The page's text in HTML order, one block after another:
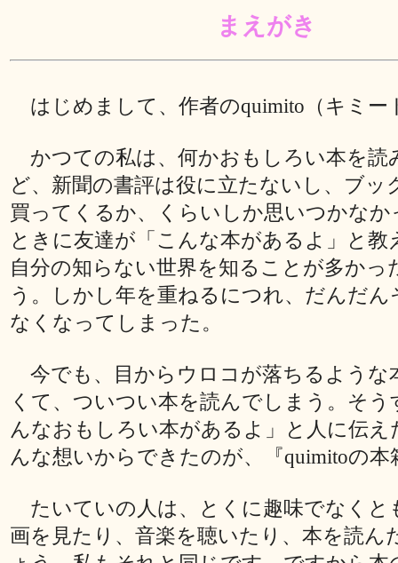
まえがき
はじめまして、作者のquimito（キミー
かつての私は、何かおもしろい本を読
ど、新聞の書評は役に立たないし、ブッ
買ってくるか、くらいしか思いつかな
ときに友達が「こんな本があるよ」と教
自分の知らない世界を知ることが多かっ
う。しかし年を重ねるにつれ、だんだん
なくなってしまった。
今でも、目からウロコが落ちるような
くて、ついつい本を読んでしまう。そう
んなおもしろい本があるよ」と人に伝え
んな想いからできたのが、『quimitoの本
たいていの人は、とくに趣味でなくと
画を見たり、音楽を聴いたり、本を読ん